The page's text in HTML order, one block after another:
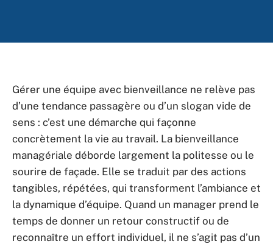
Gérer une équipe avec bienveillance ne relève pas
d’une tendance passagère ou d’un slogan vide de
sens : c’est une démarche qui façonne
concrètement la vie au travail. La bienveillance
managériale déborde largement la politesse ou le
sourire de façade. Elle se traduit par des actions
tangibles, répétées, qui transforment l’ambiance et
la dynamique d’équipe. Quand un manager prend le
temps de donner un retour constructif ou de
reconnaître un effort individuel, il ne s’agit pas d’un